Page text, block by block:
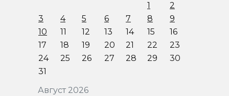
Август 2026
1
2
3
4 5 6 7 8
9
10
11 12 13 14 15
16
17
18 19 20 21 22
23
24
25 26 27 28 29
30
31